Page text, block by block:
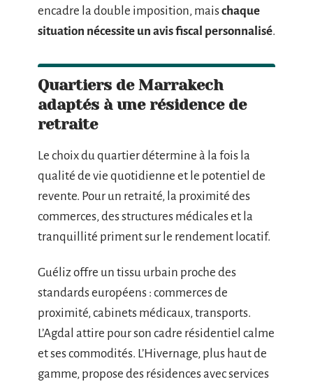
encadre la double imposition, maischaque
situation nécessite un avis fiscal personnalisé.
Quartiers de Marrakech
adaptés à une résidence de
retraite
Le choix du quartier détermine à la fois la
qualité de vie quotidienne et le potentiel de
revente. Pour un retraité, la proximité des
commerces, des structures médicales et la
tranquillité priment sur le rendement locatif.
Guéliz offre un tissu urbain proche des
standards européens : commerces de
proximité, cabinets médicaux, transports.
L’Agdal attire pour son cadre résidentiel calme
et ses commodités. L’Hivernage, plus haut de
gamme, propose des résidences avec services